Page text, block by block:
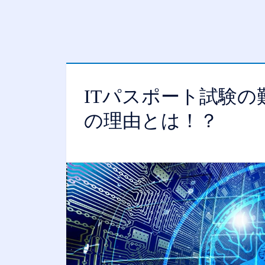
ITパスポート試験の
の理由とは！？